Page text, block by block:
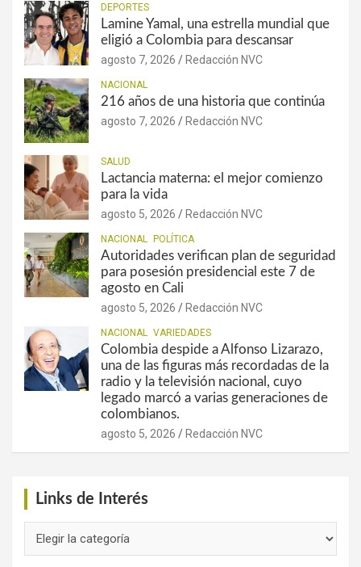
DEPORTES
Lamine Yamal, una estrella mundial que
eligió a Colombia para descansar
agosto 7, 2026 Redacción NVC
NACIONAL
216 años de una historia que continúa
agosto 7, 2026 Redacción NVC
SALUD
Lactancia materna: el mejor comienzo
para la vida
agosto 5, 2026 Redacción NVC
NACIONAL POLÍTICA
Autoridades verifican plan de seguridad
para posesión presidencial este 7 de
agosto en Cali
agosto 5, 2026 Redacción NVC
NACIONAL VARIEDADES
Colombia despide a Alfonso Lizarazo,
una de las figuras más recordadas de la
radio y la televisión nacional, cuyo
legado marcó a varias generaciones de
colombianos.
agosto 5, 2026 Redacción NVC
Links de Interés